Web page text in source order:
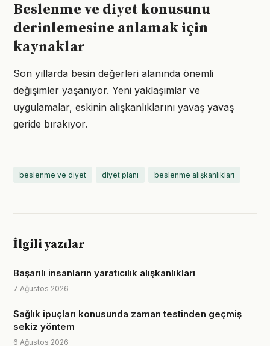
Beslenme ve diyet konusunu
derinlemesine anlamak için
kaynaklar
Son yıllarda besin değerleri alanında önemli
değişimler yaşanıyor. Yeni yaklaşımlar ve
uygulamalar, eskinin alışkanlıklarını yavaş yavaş
geride bırakıyor.
beslenme ve diyet diyet planı beslenme alışkanlıkları
İlgili yazılar
Başarılı insanların yaratıcılık alışkanlıkları
7 Ağustos 2026
Sağlık ipuçları konusunda zaman testinden geçmiş
sekiz yöntem
6 Ağustos 2026